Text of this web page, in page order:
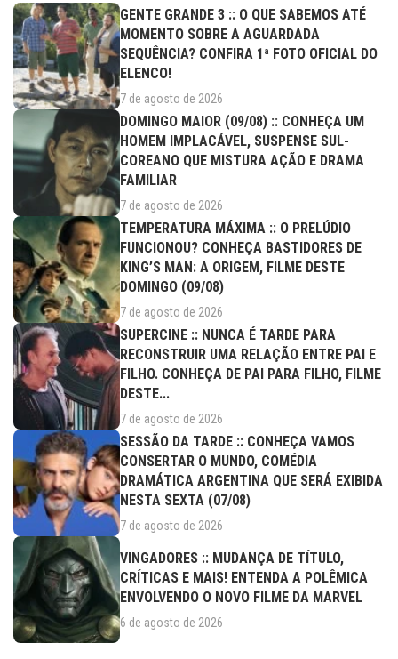
GENTE GRANDE 3 :: O QUE SABEMOS ATÉ
MOMENTO SOBRE A AGUARDADA
SEQUÊNCIA? CONFIRA 1ª FOTO OFICIAL DO
ELENCO!
7 de agosto de 2026
DOMINGO MAIOR (09/08) :: CONHEÇA UM
HOMEM IMPLACÁVEL, SUSPENSE SUL-
COREANO QUE MISTURA AÇÃO E DRAMA
FAMILIAR
7 de agosto de 2026
TEMPERATURA MÁXIMA :: O PRELÚDIO
FUNCIONOU? CONHEÇA BASTIDORES DE
KING’S MAN: A ORIGEM, FILME DESTE
DOMINGO (09/08)
7 de agosto de 2026
SUPERCINE :: NUNCA É TARDE PARA
RECONSTRUIR UMA RELAÇÃO ENTRE PAI E
FILHO. CONHEÇA DE PAI PARA FILHO, FILME
DESTE...
7 de agosto de 2026
SESSÃO DA TARDE :: CONHEÇA VAMOS
CONSERTAR O MUNDO, COMÉDIA
DRAMÁTICA ARGENTINA QUE SERÁ EXIBIDA
NESTA SEXTA (07/08)
7 de agosto de 2026
VINGADORES :: MUDANÇA DE TÍTULO,
CRÍTICAS E MAIS! ENTENDA A POLÊMICA
ENVOLVENDO O NOVO FILME DA MARVEL
6 de agosto de 2026